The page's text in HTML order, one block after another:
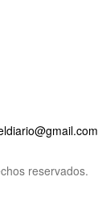
reservados.